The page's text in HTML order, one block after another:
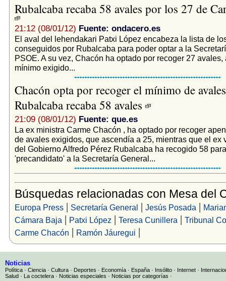
Rubalcaba recaba 58 avales por los 27 de
21:12 (08/01/12) Fuente: ondacero.es
El aval del lehendakari Patxi López encabeza la lista de
conseguidos por Rubalcaba para poder optar a la
PSOE. A su vez, Chacón ha optado por recoger 27 avales,
mínimo exigido...
Chacón opta por recoger el mínimo de
Rubalcaba recaba 58 avales
21:09 (08/01/12) Fuente: que.es
La ex ministra Carme Chacón , ha optado por recoger
de avales exigidos, que ascendía a 25, mientras que el ex
del Gobierno Alfredo Pérez Rubalcaba ha recogido 58
'precandidato' a la Secretaría General...
Búsquedas relacionadas con Mesa del
Europa Press| Secretaría General | Jesús Posada |
Cámara Baja | Patxi López | Teresa Cunillera | Tribunal
Carme Chacón | Ramón Jáuregui |
Noticias
Política · Ciencia · Cultura · Deportes · Economía · España · Insólito · Internet ·
Salud · La coctelera · Noticias especiales · Noticias por categorías ·